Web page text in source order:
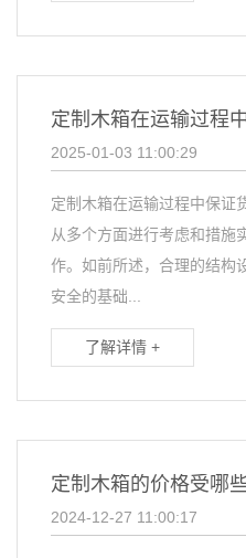
定制木箱在运输过程
2025-01-03 11:00:29
定制木箱在运输过程中保证
从多个方面进行考虑和措施
作。如前所述，合理的结构
安全的基础...
了解详情 +
定制木箱的价格受哪
2024-12-27 11:00:17